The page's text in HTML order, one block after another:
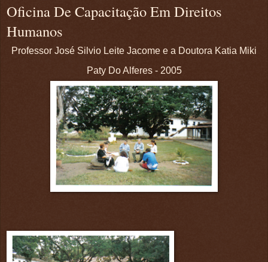
Oficina De Capacitação Em Direitos
Humanos
Professor José Silvio Leite Jacome e a Doutora Katia Miki
Paty Do Alferes - 2005